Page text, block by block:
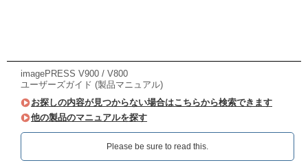
imagePRESS V900 / V800
ユーザーズガイド (製品マニュアル)
お探しの内容が見つからない場合はこちらから検索できます
他の製品のマニュアルを探す
Please be sure to read this.‎